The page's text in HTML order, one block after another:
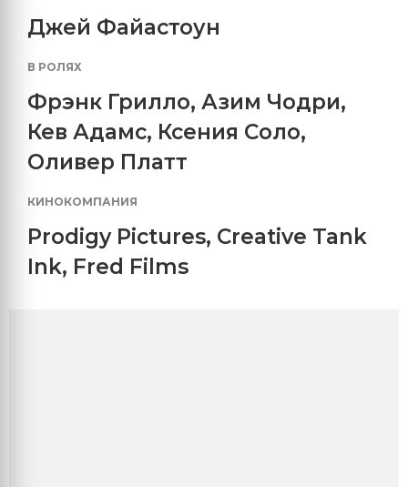
Джей Файастоун
В РОЛЯХ
Фрэнк Грилло, Азим Чодри,
Кев Адамс, Ксения Соло,
Оливер Платт
КИНОКОМПАНИЯ
Prodigy Pictures, Creative Tank
Ink, Fred Films